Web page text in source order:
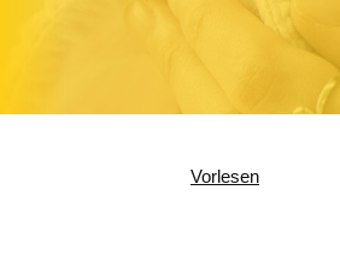
Vorlesen